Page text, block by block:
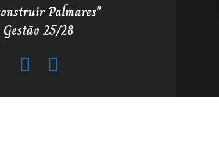
Palmares"
Gestão 25/28